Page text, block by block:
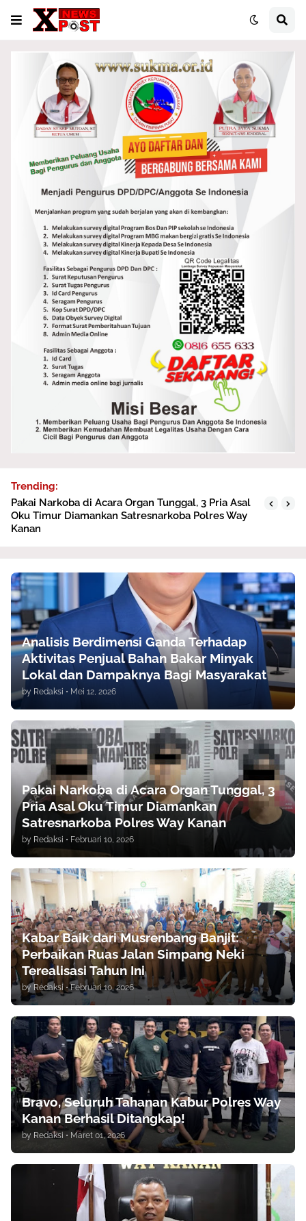
Trending:
Pakai Narkoba di Acara Organ Tunggal, 3 Pria Asal
Oku Timur Diamankan Satresnarkoba Polres Way
Kanan
Analisis Berdimensi Ganda Terhadap
Aktivitas Penjual Bahan Bakar Minyak
Lokal dan Dampaknya Bagi Masyarakat
by Redaksi • Mei 12, 2026
Pakai Narkoba di Acara Organ Tunggal, 3
Pria Asal Oku Timur Diamankan
Satresnarkoba Polres Way Kanan
by Redaksi • Februari 10, 2026
Kabar Baik dari Musrenbang Banjit:
Perbaikan Ruas Jalan Simpang Neki
Terealisasi Tahun Ini
by Redaksi • Februari 10, 2026
Bravo, Seluruh Tahanan Kabur Polres Way
Kanan Berhasil Ditangkap!
by Redaksi • Maret 01, 2026